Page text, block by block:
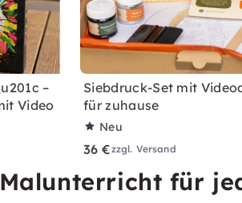
–
Video
Siebdruck-Set mit
für zuhause
Neu
36 €zzgl. Versand
für